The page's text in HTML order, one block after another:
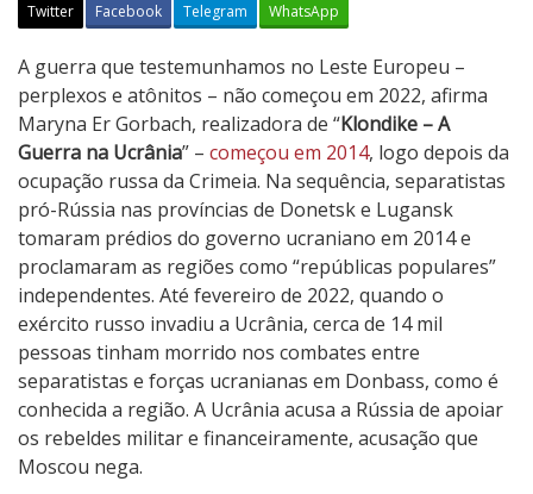
Twitter Facebook Telegram WhatsApp
K
l
o
n
d
i
k
e
–
A
G
u
e
r
r
A guerra que testemunhamos no Leste Europeu –
perplexos e atônitos – não começou em 2022, afirma
Maryna Er Gorbach, realizadora de “Klondike – A
Guerra na Ucrânia” – começou em 2014, logo depois da
ocupação russa da Crimeia. Na sequência, separatistas
pró-Rússia nas províncias de Donetsk e Lugansk
tomaram prédios do governo ucraniano em 2014 e
proclamaram as regiões como “repúblicas populares”
independentes. Até fevereiro de 2022, quando o
exército russo invadiu a Ucrânia, cerca de 14 mil
pessoas tinham morrido nos combates entre
separatistas e forças ucranianas em Donbass, como é
conhecida a região. A Ucrânia acusa a Rússia de apoiar
os rebeldes militar e financeiramente, acusação que
Moscou nega.